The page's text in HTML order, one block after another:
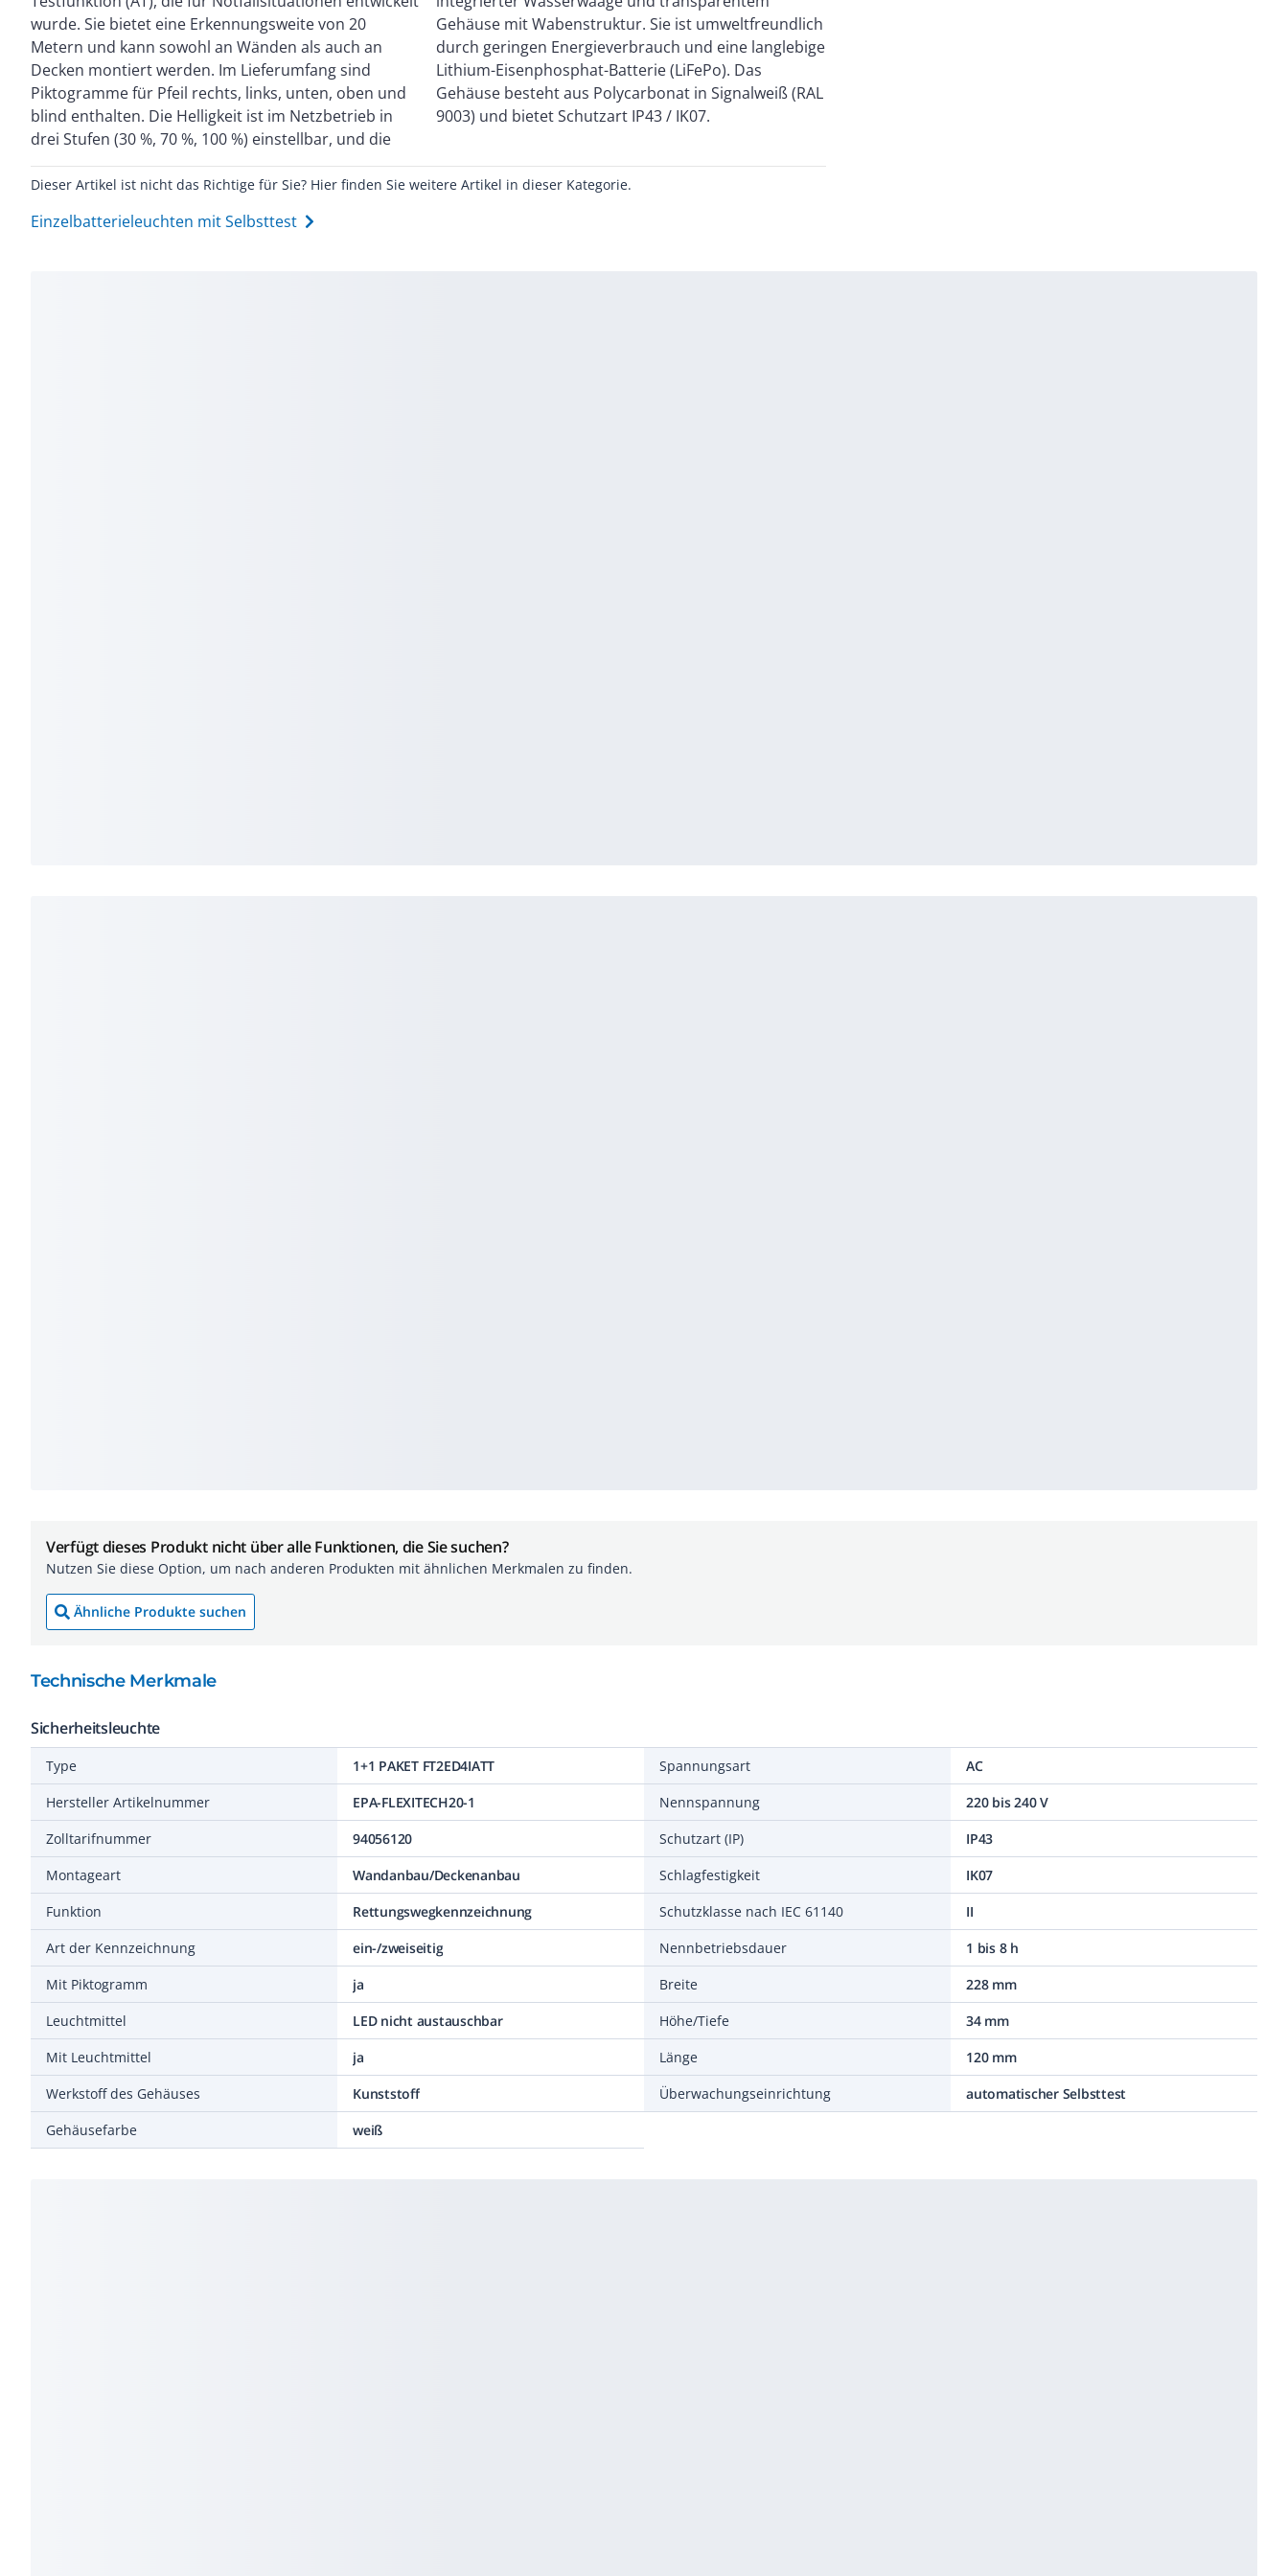
wurde. Sie bietet eine Erkennungsweite von 20
Metern und kann sowohl an Wänden als auch an
Decken montiert werden. Im Lieferumfang sind
Piktogramme für Pfeil rechts, links, unten, oben und
blind enthalten. Die Helligkeit ist im Netzbetrieb in
drei Stufen (30 %, 70 %, 100 %) einstellbar, und die
Gehäuse mit Wabenstruktur. Sie ist umweltfreundlich
durch geringen Energieverbrauch und eine langlebige
Lithium-Eisenphosphat-Batterie (LiFePo). Das
Gehäuse besteht aus Polycarbonat in Signalweiß (RAL
9003) und bietet Schutzart IP43 / IK07.
Dieser Artikel ist nicht das Richtige für Sie? Hier finden Sie weitere Artikel in dieser Kategorie.
Einzelbatterieleuchten mit Selbsttest
Verfügt dieses Produkt nicht über alle Funktionen, die Sie suchen?
Nutzen Sie diese Option, um nach anderen Produkten mit ähnlichen Merkmalen zu finden.
Ähnliche Produkte suchen
Technische Merkmale
Sicherheitsleuchte
Type
1+1 PAKET FT2ED4IATT
Hersteller Artikelnummer
EPA-FLEXITECH20-1
Zolltarifnummer
94056120
Montageart
Wandanbau/Deckenanbau
Funktion
Rettungswegkennzeichnung
Art der Kennzeichnung
ein-/zweiseitig
Mit Piktogramm
ja
Leuchtmittel
LED nicht austauschbar
Mit Leuchtmittel
ja
Werkstoff des Gehäuses
Kunststoff
Gehäusefarbe
weiß
Spannungsart
AC
Nennspannung
220 bis 240 V
Schutzart (IP)
IP43
Schlagfestigkeit
IK07
Schutzklasse nach IEC 61140
II
Nennbetriebsdauer
1 bis 8 h
Breite
228 mm
Höhe/Tiefe
34 mm
Länge
120 mm
Überwachungseinrichtung
automatischer Selbsttest